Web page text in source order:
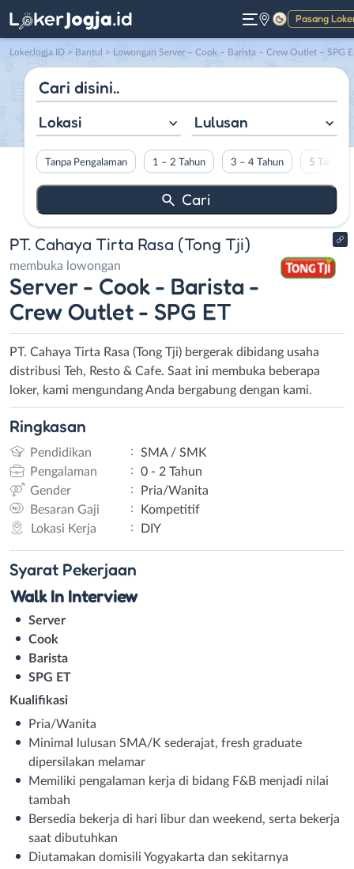
Pasang
Gelap
LokerJogja.ID > Bantul > Lowongan Server – Cook – Barista – Crew Outlet – SPG ET di PT. Cahaya Tirta Rasa (Tong Tji)
Lokasi Lulusan
Tanpa Pengalaman 1 – 2 Tahun 3 – 4 Tahun 5 Tahun
PT. Cahaya Tirta Rasa (Tong Tji)
membuka lowongan
Server - Cook - Barista -
Crew Outlet - SPG ET
PT. Cahaya Tirta Rasa (Tong Tji) bergerak dibidang usaha
distribusi Teh, Resto & Cafe. Saat ini membuka beberapa
loker, kami mengundang Anda bergabung dengan kami.
Ringkasan
Pendidikan :
SMA / SMK
Pengalaman
:
0 - 2 Tahun
Gender
:
Pria/Wanita
Besaran Gaji
:
Kompetitif
Lokasi Kerja
: DIY
Syarat Pekerjaan
Walk In Interview
Server
Cook
Barista
SPG ET
Kualifikasi
Pria/Wanita
Minimal lulusan SMA/K sederajat, fresh graduate
dipersilakan melamar
Memiliki pengalaman kerja di bidang F&B menjadi nilai
tambah
Bersedia bekerja di hari libur dan weekend, serta bekerja
saat dibutuhkan
Diutamakan domisili Yogyakarta dan sekitarnya